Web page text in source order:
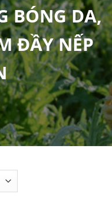
BÓNG DA,
ĐẦY NẾP